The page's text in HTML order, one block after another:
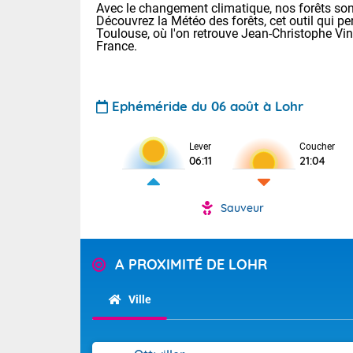
Tendance
Avec le changement climatique, nos forêts
Découvrez la Météo des forêts, cet outil qui
Toulouse, où l'on retrouve Jean-Christophe
France.
Ephéméride du 06 août à Lohr
Lever
06:11
Coucher
21:04
Sauveur
A PROXIMITÉ DE LOHR
Ville
Voici les
Lyon : 32
25 Nancy :
(84). Sur le
Sur les